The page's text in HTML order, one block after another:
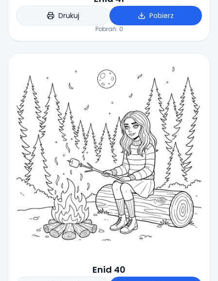
Drukuj Pobierz
Pobrań: 0
Enid 40